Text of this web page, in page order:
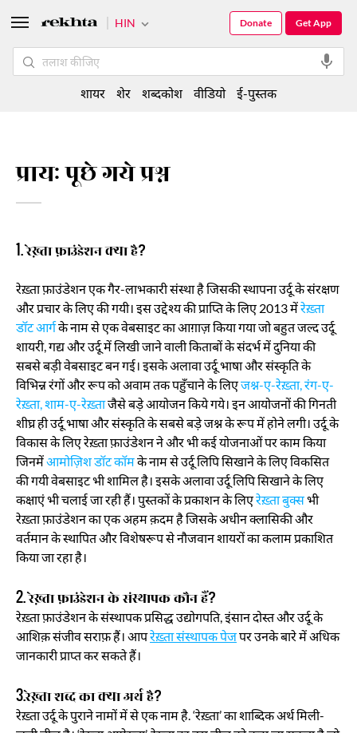
प्रायः पूछे गये प्रश्न
1. रेख़्ता फ़ाउंडेशन क्या है?
रेख़्ता फ़ाउंडेशन एक गैर-लाभकारी संस्था है जिसकी स्थापना उर्दू के संरक्षण
और प्रचार के लिए की गयी। इस उद्देश्य की प्राप्ति के लिए 2013 मेंरेख़्ता
डॉट आर्गके नाम से एक वेबसाइट का आग़ाज़ किया गया जो बहुत जल्द उर्दू
शायरी, गद्य और उर्दू में लिखी जाने वाली किताबों के संदर्भ में दुनिया की
सबसे बड़ी वेबसाइट बन गई। इसके अलावा उर्दू भाषा और संस्कृति के
विभिन्न रंगों और रूप को अवाम तक पहुँचाने के लिएजश्न-ए-रेख़्ता, रंग-ए-
रेख़्ता, शाम-ए-रेख़्ताजैसे बड़े आयोजन किये गये। इन आयोजनों की गिनती
शीघ्र ही उर्दू भाषा और संस्कृति के सबसे बड़े जश्न के रूप में होने लगी। उर्दू के
विकास के लिए रेख़्ता फ़ाउंडेशन ने और भी कई योजनाओं पर काम किया
जिनमेंआमोज़िश डॉट कॉमके नाम से उर्दू लिपि सिखाने के लिए विकसित
की गयी वेबसाइट भी शामिल है। इसके अलावा उर्दू लिपि सिखाने के लिए
कक्षाएं भी चलाई जा रही हैं। पुस्तकों के प्रकाशन के लिएरेख़्ता बुक्सभी
रेख़्ता फ़ाउंडेशन का एक अहम क़दम है जिसके अधीन क्लासिकी और
वर्तमान के स्थापित और विशेषरूप से नौजवान शायरों का कलाम प्रकाशित
किया जा रहा है।
2. रेख़्ता फ़ाउंडेशन के संस्थापक कौन हैं?
रेख़्ता फ़ाउंडेशन के संस्थापक प्रसिद्ध उद्योगपति, इंसान दोस्त और उर्दू के
आशिक़ संजीव सराफ़ हैं। आपरेख़्ता संस्थापक पेजपर उनके बारे में अधिक
जानकारी प्राप्त कर सकते हैं।
3.रेख़्ता शब्द का क्या अर्थ है?
रेख़्ता उर्दू के पुराने नामों में से एक नाम है. ‘रेख़्ता’ का शाब्दिक अर्थ मिली-
HIN Get App
Donate
शायर शेर शब्दकोश वीडियो ई-पुस्तक